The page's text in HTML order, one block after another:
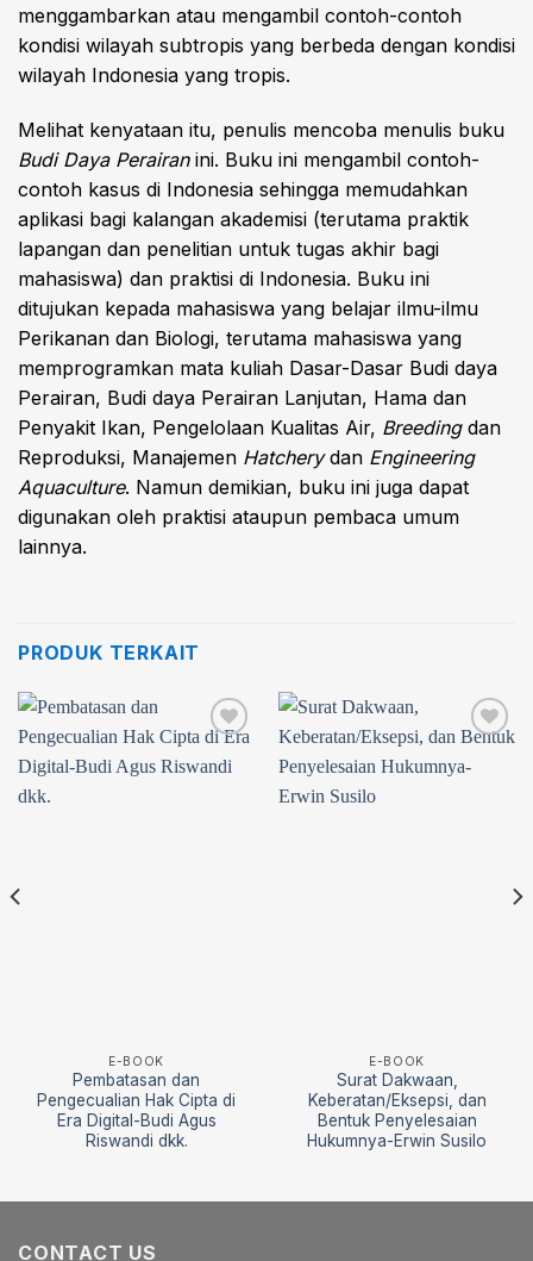
menggambarkan atau mengambil contoh-contoh
kondisi wilayah subtropis yang berbeda dengan kondisi
wilayah Indonesia yang tropis.
Melihat kenyataan itu, penulis mencoba menulis buku
Budi Daya Perairanini. Buku ini mengambil contoh-
contoh kasus di Indonesia sehingga memudahkan
aplikasi bagi kalangan akademisi (terutama praktik
lapangan dan penelitian untuk tugas akhir bagi
mahasiswa) dan praktisi di Indonesia. Buku ini
ditujukan kepada mahasiswa yang belajar ilmu-ilmu
Perikanan dan Biologi, terutama mahasiswa yang
memprogramkan mata kuliah Dasar-Dasar Budi daya
Perairan, Budi daya Perairan Lanjutan, Hama dan
Penyakit Ikan, Pengelolaan Kualitas Air, Breedingdan
Reproduksi, Manajemen Hatcherydan Engineering
Aquaculture. Namun demikian, buku ini juga dapat
digunakan oleh praktisi ataupun pembaca umum
lainnya.
PRODUK TERKAIT
E-BOOK
Pembatasan dan
Pengecualian Hak Cipta di
Era Digital-Budi Agus
Riswandi dkk.
E-BOOK
Surat Dakwaan,
Keberatan/Eksepsi, dan
Bentuk Penyelesaian
Hukumnya-Erwin Susilo
CONTACT US